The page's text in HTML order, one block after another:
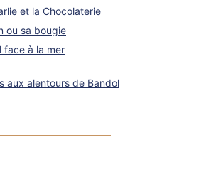
et la Chocolaterie
ou sa bougie
face à la mer
aux alentours de Bandol